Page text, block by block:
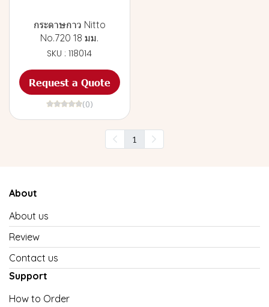
กระดาษกาว Nitto
No.720 18 มม.
SKU : 118014
Request a Quote
(0)
1
About
About us
Review
Contact us
Support
How to Order